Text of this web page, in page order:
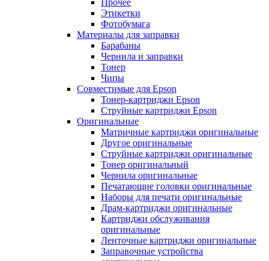
Прочее
Этикетки
Фотобумага
Материалы для заправки
Барабаны
Чернила и заправки
Тонер
Чипы
Совместимые для Epson
Тонер-картриджи Epson
Струйные картриджи Epson
Оригинальные
Матричные картриджи оригинальные
Другое оригинальные
Струйные картриджи оригинальные
Тонер оригинальный
Чернила оригинальные
Печатающие головки оригинальные
Наборы для печати оригинальные
Драм-картриджи оригинальные
Картриджи обслуживания
оригинальные
Ленточные картриджи оригинальные
Заправочные устройства